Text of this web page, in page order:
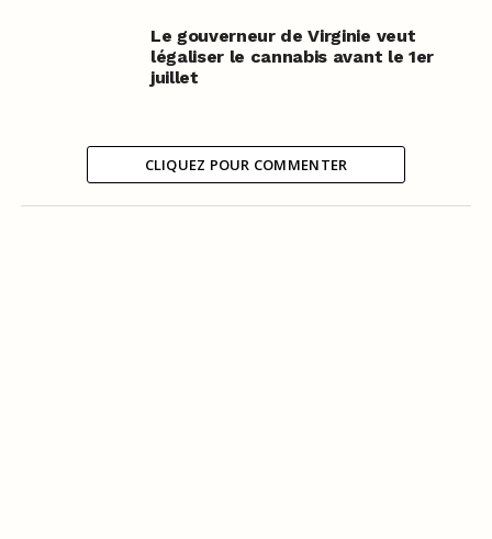
Le gouverneur de Virginie veut
légaliser le cannabis avant le 1er
juillet
CLIQUEZ POUR COMMENTER